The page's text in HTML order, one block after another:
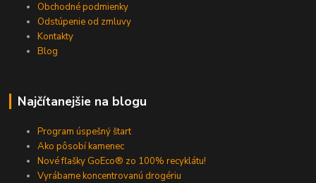
Obchodné podmienky
Odstúpenie od zmluvy
Kontakty
Blog
Najčítanejšie na blogu
Program úspešný štart
Ako pôsobí kamenec
Nové fľašky GoEco® zo 100% recyklátu!
Vyrábame koncentrovanú drogériu